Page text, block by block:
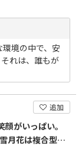
境の中で、安
れは、誰もが
追加
がいっぱい。
月花は複合型介